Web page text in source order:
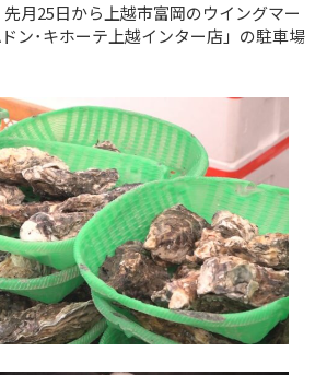
月25日から上越市富岡のウイングマー
ン･キホーテ上越インター店」の駐車場